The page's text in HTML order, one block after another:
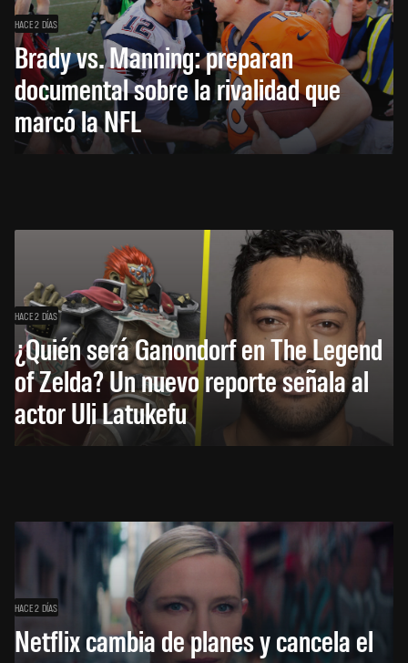
HACE 2 DÍAS
Brady vs. Manning: preparan
documental sobre la rivalidad que
marcó la NFL
HACE 2 DÍAS
¿Quién será Ganondorf en The Legend
of Zelda? Un nuevo reporte señala al
actor Uli Latukefu
HACE 2 DÍAS
Netflix cambia de planes y cancela el